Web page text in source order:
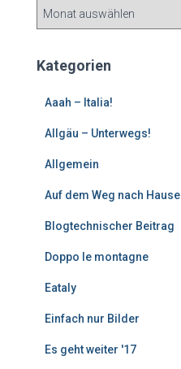
e
Kategorien
Aaah – Italia!
Allgäu – Unterwegs!
Allgemein
Auf dem Weg nach Hause
Blogtechnischer Beitrag
Doppo le montagne
Eataly
Einfach nur Bilder
Es geht weiter '17